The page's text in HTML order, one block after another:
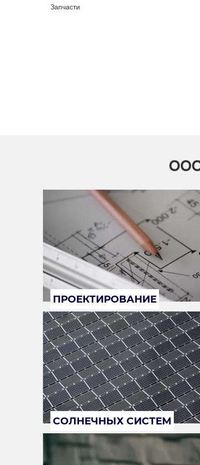
Запчасти
ПРОЕКТИРОВАНИЕ
СОЛНЕЧНЫХ СИСТЕМ